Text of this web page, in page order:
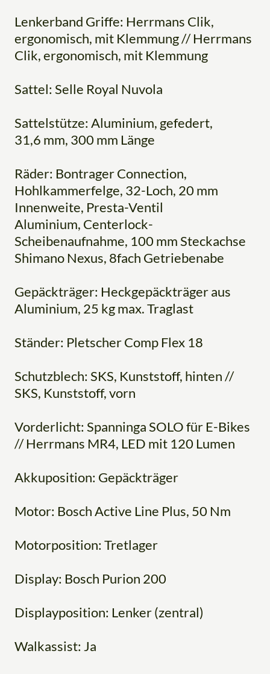
Lenkerband Griffe: Herrmans Clik,
ergonomisch, mit Klemmung // Herrmans
Clik, ergonomisch, mit Klemmung
Sattel: Selle Royal Nuvola
Sattelstütze: Aluminium, gefedert,
31,6 mm, 300 mm Länge
Räder: Bontrager Connection,
Hohlkammerfelge, 32-Loch, 20 mm
Innenweite, Presta-Ventil
Aluminium, Centerlock-
Scheibenaufnahme, 100 mm Steckachse
Shimano Nexus, 8fach Getriebenabe
Gepäckträger: Heckgepäckträger aus
Aluminium, 25 kg max. Traglast
Ständer: Pletscher Comp Flex 18
Schutzblech: SKS, Kunststoff, hinten //
SKS, Kunststoff, vorn
Vorderlicht: Spanninga SOLO für E-Bikes
// Herrmans MR4, LED mit 120 Lumen
Akkuposition: Gepäckträger
Motor: Bosch Active Line Plus, 50 Nm
Motorposition: Tretlager
Display: Bosch Purion 200
Displayposition: Lenker (zentral)
Walkassist: Ja